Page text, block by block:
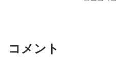
コメント